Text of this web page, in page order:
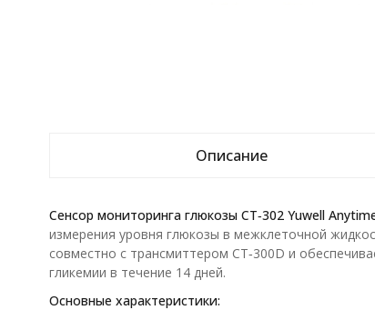
Описание
Сенсор мониторинга глюкозы CT‑302 Yuwell
измерения уровня глюкозы в межклеточной
совместно с трансмиттером CT‑300D и
гликемии в течение 14 дней.
Основные характеристики: